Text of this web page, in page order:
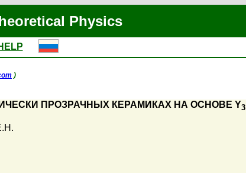
Physics
)
ПРОЗРАЧНЫХ КЕРАМИКАХ НА ОСНОВЕ Y3